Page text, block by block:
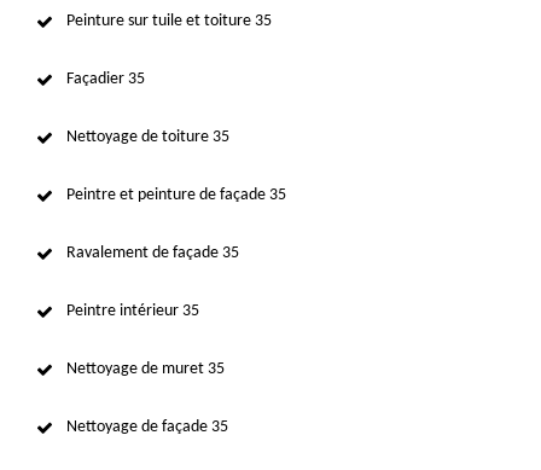
Peinture sur tuile et toiture 35
Façadier 35
Nettoyage de toiture 35
Peintre et peinture de façade 35
Ravalement de façade 35
Peintre intérieur 35
Nettoyage de muret 35
Nettoyage de façade 35